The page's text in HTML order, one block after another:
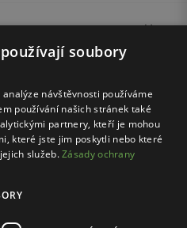
soubory
návštěvnosti používáme
používání našich stránek také
partnery, kteří je mohou
které jste jim poskytli nebo které
služeb.Zásady ochrany